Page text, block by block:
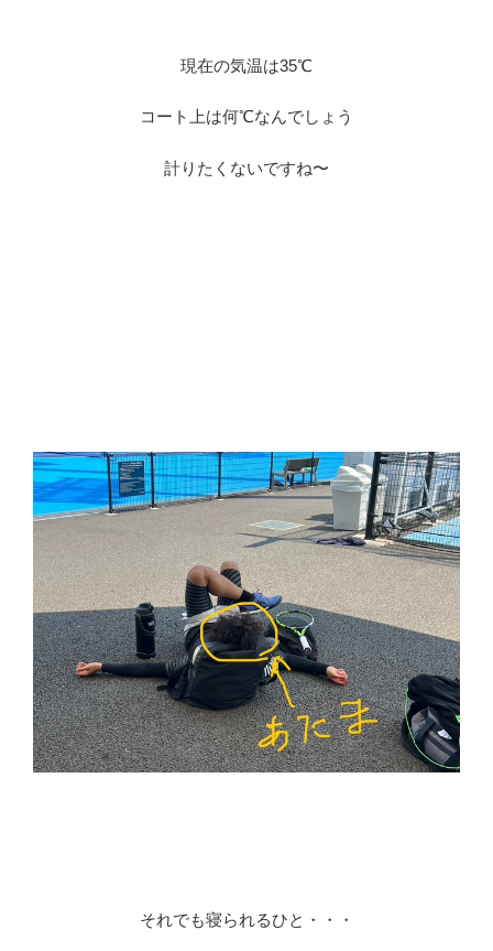
現在の気温は35℃
コート上は何℃なんでしょう
計りたくないですね〜
それでも寝られるひと・・・